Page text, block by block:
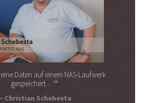
Daten auf einem NAS-Laufwerk
gespeichert…
Christian Schebesta